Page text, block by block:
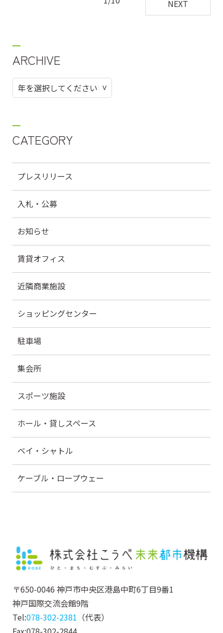
NEXT
ARCHIVE
CATEGORY
プレスリリース
入札・公募
お知らせ
賃貸オフィス
近隣商業施設
ショッピングセンター
駐車場
集会所
スポーツ施設
ホール・貸しスペース
ベイ・シャトル
ケーブル・ロープウェー
〒650-0046 神戸市中央区港島中町6丁目9番1
神戸国際交流会館9階
Tel:078-302-2381 （代表）